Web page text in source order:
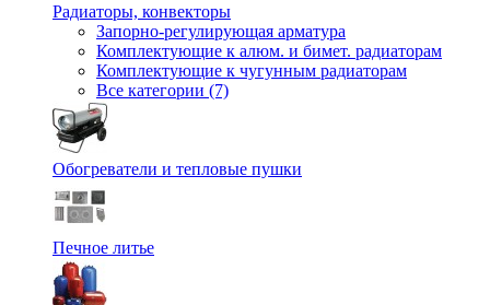
Радиаторы, конвекторы
Запорно-регулирующая арматура
Комплектующие к алюм. и бимет. радиаторам
Комплектующие к чугунным радиаторам
Все категории (7)
Обогреватели и тепловые пушки
Печное литье